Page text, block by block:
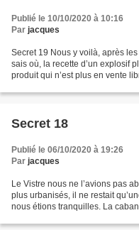
Publié le 10/10/2020 à 10:16
Par jacques
Secret 19 Nous y voilà, après
sais où, la recette d’un explosif
produit qui n’est plus en vente
Secret 18
Publié le 06/10/2020 à 19:26
Par jacques
Le Vistre nous ne l’avions pas
plus urbanisés, il ne restait
nous étions tranquilles. La